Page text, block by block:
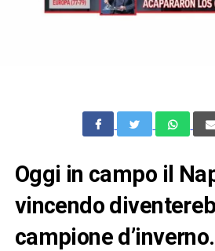
Oggi in campo il
vincendo
campione